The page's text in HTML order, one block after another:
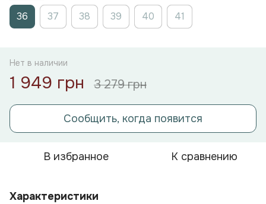
36 37 38 39 40 41
Нет в наличии
1 949 грн 3 279 грн
Сообщить, когда появится
В избранное К сравнению
Характеристики